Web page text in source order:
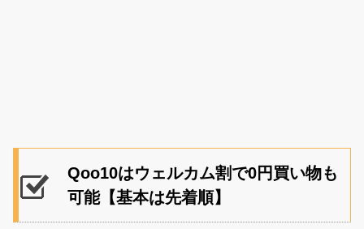
Qoo10はウェルカム割で0円買い物も
可能【基本は先着順】